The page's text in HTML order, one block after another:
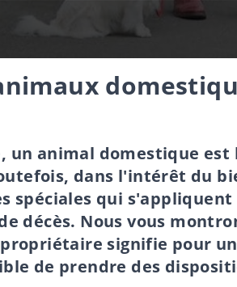
un animal domestique est
dans l'intérêt du
spéciales qui s'appliquent
décès. Nous vous
signifie pour
de prendre des